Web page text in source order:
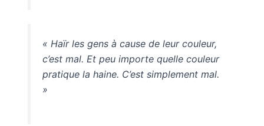
« Haïr les gens à cause de leur couleur,
c’est mal. Et peu importe quelle couleur
pratique la haine. C’est simplement mal.
»